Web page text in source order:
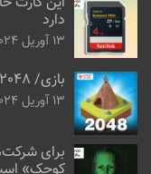
دارد
13 آوریل 2024
بازی/ Age of 2048؛ بزرگ‌ترین تمدن جهان را بسازید
13 آوریل 2024
برای